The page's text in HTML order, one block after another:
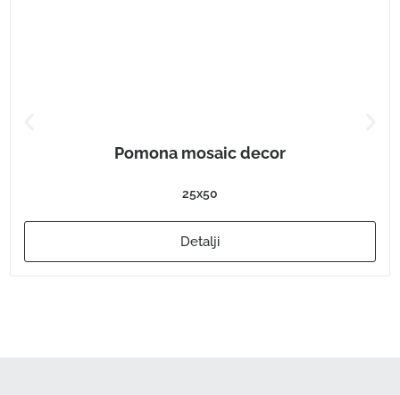
Pomona mosaic decor
25x50
Detalji